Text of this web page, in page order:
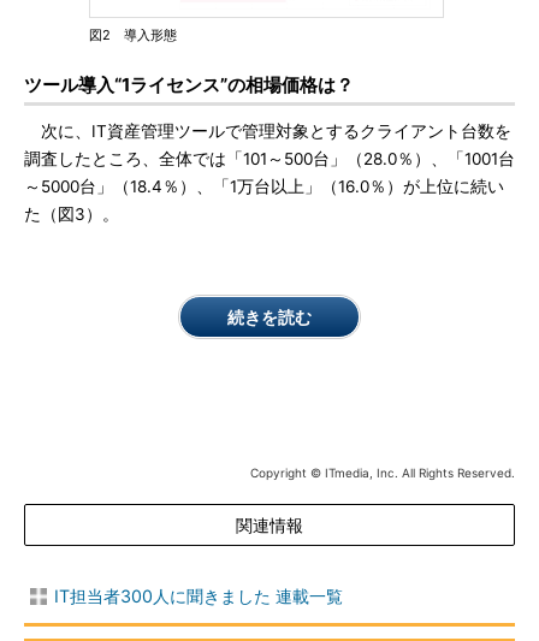
図2 導入形態
ツール導入“1ライセンス”の相場価格は？
次に、IT資産管理ツールで管理対象とするクライアント台数を
調査したところ、全体では「101～500台」（28.0％）、「1001台
～5000台」（18.4％）、「1万台以上」（16.0％）が上位に続い
た（図3）。
続きを読む
Copyright © ITmedia, Inc. All Rights Reserved.
関連情報
IT担当者300人に聞きました 連載一覧